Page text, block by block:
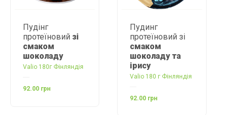
протеїновий зі
смаком
шоколаду та
ірису
протеїновий зі
смаком ванілі
та безе